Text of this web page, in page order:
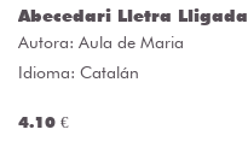
Abecedari Lletra Lligada
Autora: Aula de Maria
Idioma: Catalán
4.10 €